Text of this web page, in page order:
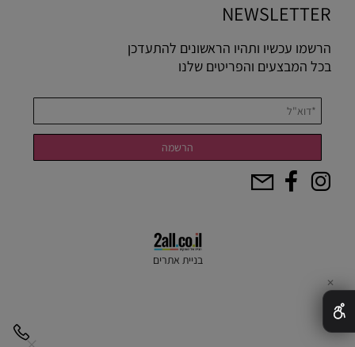
NEWSLETTER
הרשמו עכשיו ותהיו הראשונים להתעדכן
בכל המבצעים והפריטים שלנו
בניית אתרים
✕